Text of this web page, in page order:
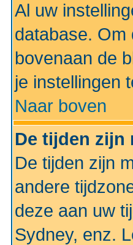
Al uw
database.
bovenaan de
je instellingen
Naar boven
De tijden zijn
De tijden zijn
andere
deze aan uw
Sydney, enz.